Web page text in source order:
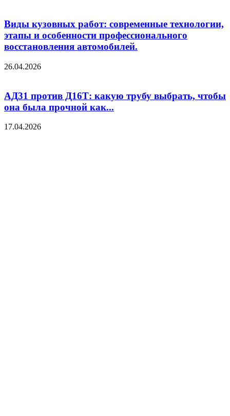
Виды кузовных работ: современные технологии,
этапы и особенности профессионального
восстановления автомобилей.
26.04.2026
АД31 против Д16Т: какую трубу выбрать, чтобы
она была прочной как...
17.04.2026